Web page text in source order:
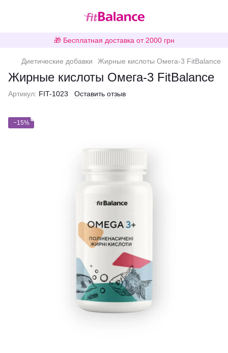
🎁 Бесплатная доставка от 2000 грн
Диетические добавки Жирные кислоты Омега-3 FitBalance
Жирные кислоты Омега-3 FitBalance
Артикул: FIT-1023 Оставить отзыв
−15%